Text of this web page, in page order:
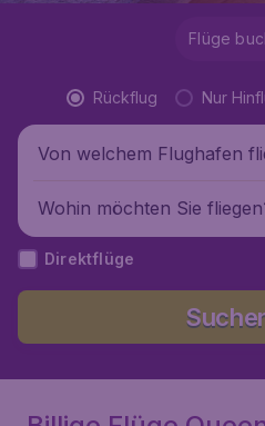
Flüge
Rückflug Nur
Von welchem Flughafen
Wohin möchten Sie
Direktflüge